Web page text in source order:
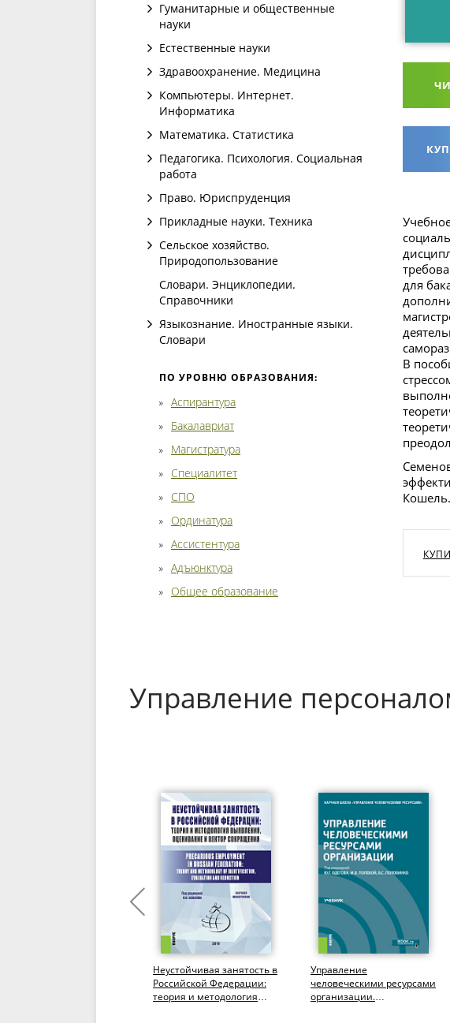
Гуманитарные и общественные
науки
Естественные науки
Здравоохранение. Медицина
Компьютеры. Интернет.
Информатика
Математика. Статистика
Педагогика. Психология. Социальная
работа
Право. Юриспруденция
Прикладные науки. Техника
Сельское хозяйство.
Природопользование
Словари. Энциклопедии.
Справочники
Языкознание. Иностранные языки.
Словари
ПО УРОВНЮ ОБРАЗОВАНИЯ:
Аспирантура
Бакалавриат
Магистратура
Специалитет
СПО
Ординатура
Ассистентура
Адъюнктура
Общее образование
для
В
Кошель.
Управление
Неустойчивая занятость в
Российской Федерации:
теория и методология
Управление
человеческими ресурсами
организации.